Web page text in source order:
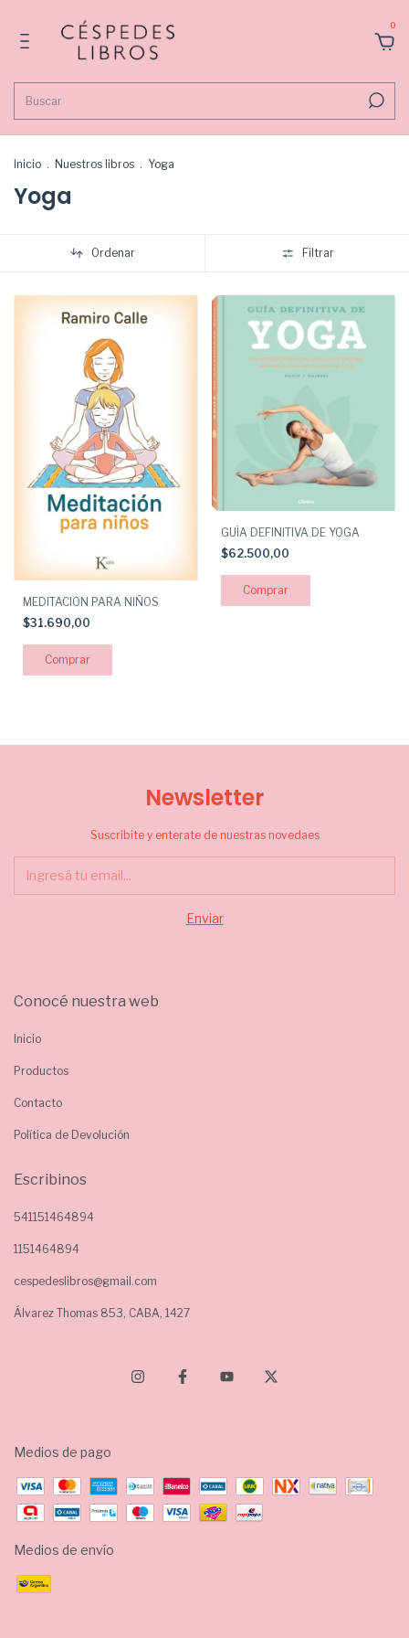
0
Inicio . Nuestros libros . Yoga
Yoga
Ordenar Filtrar
MEDITACION PARA NIÑOS
$31.690,00
GUÍA DEFINITIVA DE YOGA
$62.500,00
Newsletter
Suscribite y enterate de nuestras novedaes
Conocé nuestra web
Inicio
Productos
Contacto
Política de Devolución
Escribinos
541151464894
1151464894
cespedeslibros@gmail.com
Álvarez Thomas 853, CABA, 1427
Medios de pago
Medios de envío